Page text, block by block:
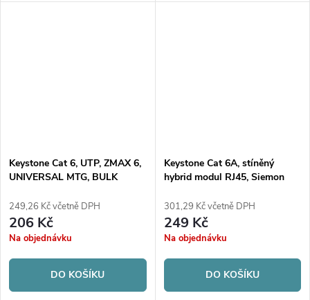
Keystone Cat 6, UTP, ZMAX 6,
UNIVERSAL MTG, BULK
249,26 Kč včetně DPH
206 Kč
Na objednávku
DO KOŠÍKU
Keystone Cat 6A, stíněný
hybrid modul RJ45, Siemon
301,29 Kč včetně DPH
249 Kč
Na objednávku
DO KOŠÍKU